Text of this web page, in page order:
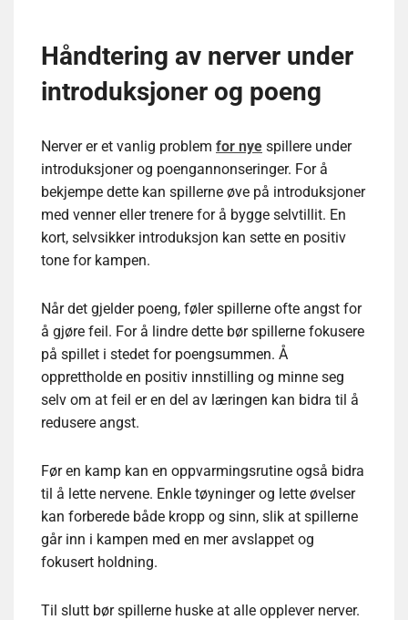
Håndtering av nerver under
introduksjoner og poeng
Nerver er et vanlig problem for nye spillere under
introduksjoner og poengannonseringer. For å
bekjempe dette kan spillerne øve på introduksjoner
med venner eller trenere for å bygge selvtillit. En
kort, selvsikker introduksjon kan sette en positiv
tone for kampen.
Når det gjelder poeng, føler spillerne ofte angst for
å gjøre feil. For å lindre dette bør spillerne fokusere
på spillet i stedet for poengsummen. Å
opprettholde en positiv innstilling og minne seg
selv om at feil er en del av læringen kan bidra til å
redusere angst.
Før en kamp kan en oppvarmingsrutine også bidra
til å lette nervene. Enkle tøyninger og lette øvelser
kan forberede både kropp og sinn, slik at spillerne
går inn i kampen med en mer avslappet og
fokusert holdning.
Til slutt bør spillerne huske at alle opplever nerver.